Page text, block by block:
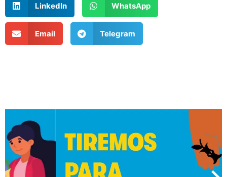
LinkedIn WhatsApp
Email Telegram